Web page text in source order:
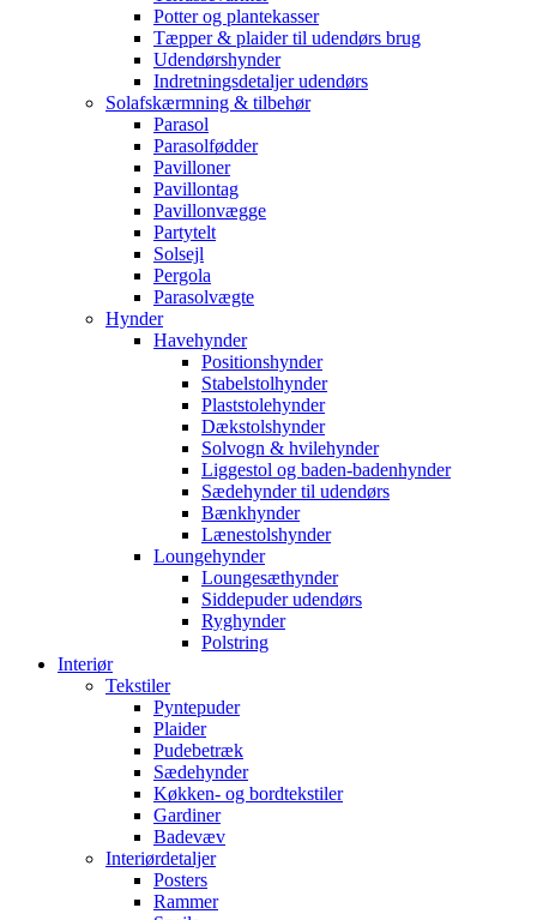
Potter og plantekasser
Tæpper & plaider til udendørs brug
Udendørshynder
Indretningsdetaljer udendørs
Solafskærmning & tilbehør
Parasol
Parasolfødder
Pavilloner
Pavillontag
Pavillonvægge
Partytelt
Solsejl
Pergola
Parasolvægte
Hynder
Havehynder
Positionshynder
Stabelstolhynder
Plaststolehynder
Dækstolshynder
Solvogn & hvilehynder
Liggestol og baden-badenhynder
Sædehynder til udendørs
Bænkhynder
Lænestolshynder
Loungehynder
Loungesæthynder
Siddepuder udendørs
Ryghynder
Polstring
Interiør
Tekstiler
Pyntepuder
Plaider
Pudebetræk
Sædehynder
Køkken- og bordtekstiler
Gardiner
Badevæv
Interiørdetaljer
Posters
Rammer